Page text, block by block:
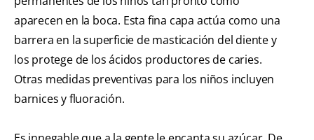
aparecen en la boca. Esta fina capa actúa como una
barrera en la superficie de masticación del diente y
los protege de los ácidos productores de caries.
Otras medidas preventivas para los niños incluyen
barnices y fluoración.